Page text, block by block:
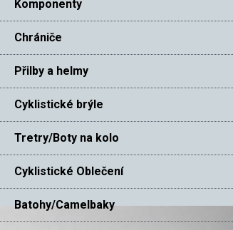
Komponenty
Chrániče
Přilby a helmy
Cyklistické brýle
Tretry/Boty na kolo
Cyklistické Oblečení
Batohy/Camelbaky